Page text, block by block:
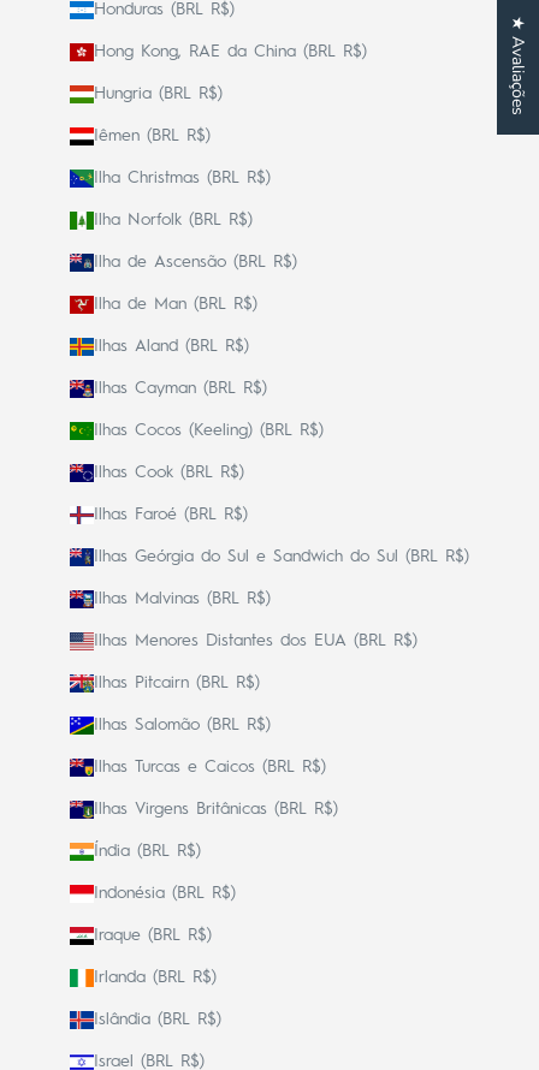
Honduras (BRL R$)
Hong Kong, RAE da China (BRL R$)
Hungria (BRL R$)
Iêmen (BRL R$)
Ilha Christmas (BRL R$)
Ilha Norfolk (BRL R$)
Ilha de Ascensão (BRL R$)
Ilha de Man (BRL R$)
Ilhas Aland (BRL R$)
Ilhas Cayman (BRL R$)
Ilhas Cocos (Keeling) (BRL R$)
Ilhas Cook (BRL R$)
Ilhas Faroé (BRL R$)
Ilhas Geórgia do Sul e Sandwich do Sul (BRL R$)
Ilhas Malvinas (BRL R$)
Ilhas Menores Distantes dos EUA (BRL R$)
Ilhas Pitcairn (BRL R$)
Ilhas Salomão (BRL R$)
Ilhas Turcas e Caicos (BRL R$)
Ilhas Virgens Britânicas (BRL R$)
Índia (BRL R$)
Indonésia (BRL R$)
Iraque (BRL R$)
Irlanda (BRL R$)
Islândia (BRL R$)
Israel (BRL R$)
★ Avaliações